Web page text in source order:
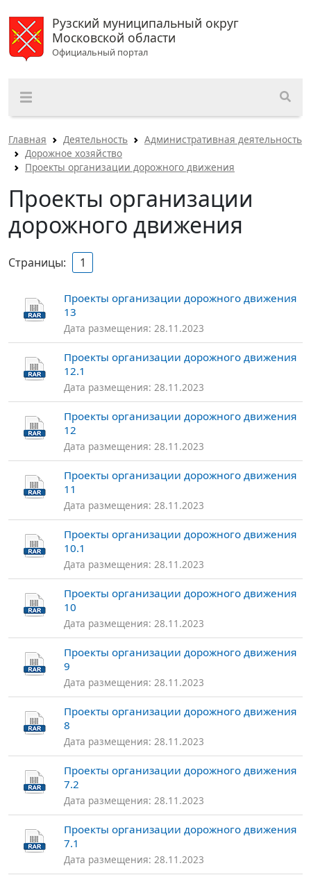
Рузский муниципальный округ
Московской области
Официальный портал
Главная Деятельность
Административная деятельность
Дорожное хозяйство
Проекты организации дорожного движения
Проекты организации
дорожного движения
Страницы: 1
Проекты организации дорожного движения
13
Дата размещения: 28.11.2023
Проекты организации дорожного движения
12.1
Дата размещения: 28.11.2023
Проекты организации дорожного движения
12
Дата размещения: 28.11.2023
Проекты организации дорожного движения
11
Дата размещения: 28.11.2023
Проекты организации дорожного движения
10.1
Дата размещения: 28.11.2023
Проекты организации дорожного движения
10
Дата размещения: 28.11.2023
Проекты организации дорожного движения
9
Дата размещения: 28.11.2023
Проекты организации дорожного движения
8
Дата размещения: 28.11.2023
Проекты организации дорожного движения
7.2
Дата размещения: 28.11.2023
Проекты организации дорожного движения
7.1
Дата размещения: 28.11.2023